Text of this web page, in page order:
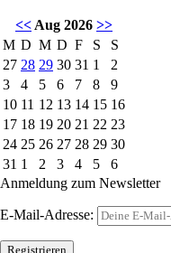
<< Aug 2026 >>
M D M D F S
S
27 28 29 30 31 1
2
3
4 5 6 7 8
9
10 11 12 13 14 15 16
17 18 19 20 21 22 23
24 25 26 27 28 29 30
31 1 2 3 4 5
6
Anmeldung zum Newsletter
E-Mail-Adresse: